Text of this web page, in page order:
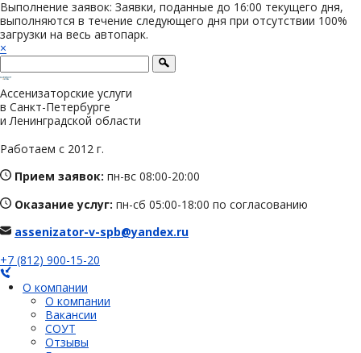
Выполнение заявок: Заявки, поданные до 16:00 текущего дня,
выполняются в течение следующего дня при отсутствии 100%
загрузки на весь автопарк.
×
Ассенизаторские услуги
в Санкт-Петербурге
и Ленинградской области
Работаем с 2012 г.
Прием заявок: пн-вс 08:00-20:00
Оказание услуг: пн-сб 05:00-18:00 по согласованию
assenizator-v-spb@yandex.ru
+7 (812) 900-15-20
О компании
О компании
Вакансии
СОУТ
Отзывы